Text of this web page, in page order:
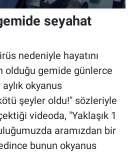
seyahat
nedeniyle hayatını
olduğu gemide günlerce
okyanus
şeyler oldu!" sözleriyle
videoda, "Yaklaşık 1
aramızdan bir
bunun okyanus